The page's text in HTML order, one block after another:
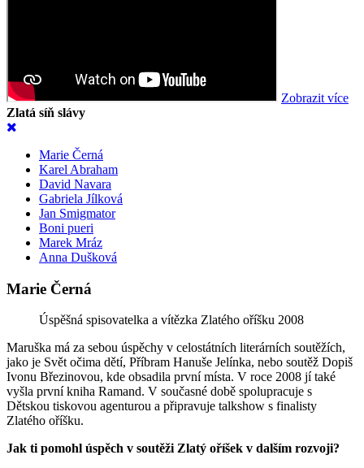
Zobrazit více
Zlatá síň slávy
Marie Černá
Karel Abraham
David Navara
Gabriela Jílková
Jan Smigmator
Boni pueri
Marek Mráz
Anna Dušková
Marie Černá
Úspěšná spisovatelka a vítězka Zlatého oříšku 2008
Maruška má za sebou úspěchy v celostátních literárních soutěžích,
jako je Svět očima dětí, Příbram Hanuše Jelínka, nebo soutěž Dopiš
Ivonu Březinovou, kde obsadila první místa. V roce 2008 jí také
vyšla první kniha Ramand. V současné době spolupracuje s
Dětskou tiskovou agenturou a připravuje talkshow s finalisty
Zlatého oříšku.
Jak ti pomohl úspěch v soutěži Zlatý oříšek v dalším rozvoji?